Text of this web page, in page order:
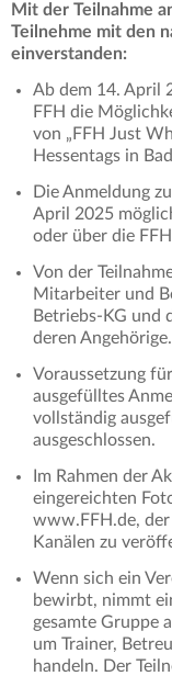
Mit der Teilnahme
Teilnehme mit den
einverstanden:
Ab dem 14. April
FFH die
von „FFH Just
Hessentags in
Die Anmeldung
April 2025
oder über die
Von der
Mitarbeiter und
Betriebs-KG und
deren Angehörige.
Voraussetzung
ausgefülltes
vollständig
ausgeschlossen.
Im Rahmen der
eingereichten
www.FFH.de,
Kanälen zu
Wenn sich ein
bewirbt, nimmt
gesamte Gruppe
um Trainer,
handeln. Der